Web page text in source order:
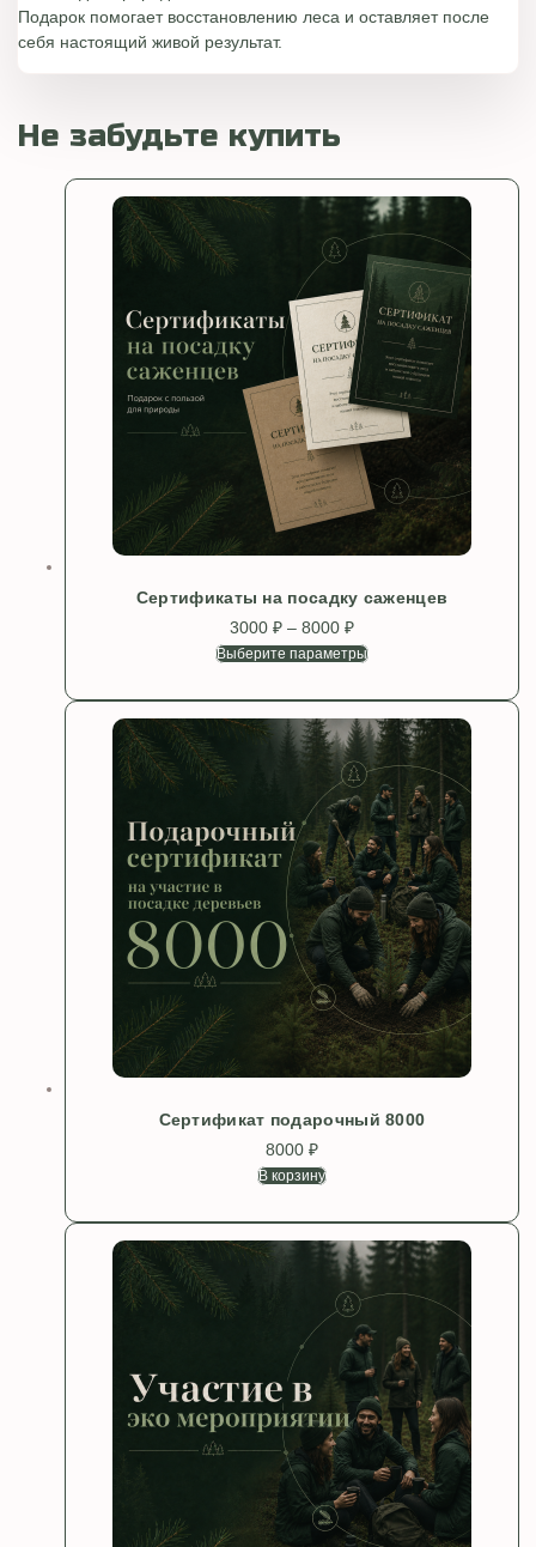
Подарок помогает восстановлению леса и оставляет после
себя настоящий живой результат.
Не забудьте купить
Сертификаты на посадку саженцев
3000 ₽ – 8000 ₽
цен:
–
8000 ₽
Выберите параметры
товар
имеет
несколько
вариаций.
Опции
можно
выбрать
на
странице
товара.
Сертификат подарочный 8000
8000 ₽
В корзину